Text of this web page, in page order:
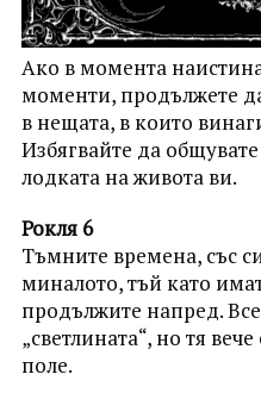
Ако в момента
моменти, продължете
в нещата, в които
Избягвайте да
лодката на живота ви.
Рокля 6
Тъмните времена, със
миналото, тъй като
продължите напред.
„светлината“, но тя
поле.